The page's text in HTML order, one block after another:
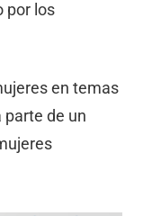
por los
en temas
de un